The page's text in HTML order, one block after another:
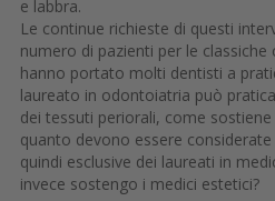
e labbra.
Le continue richieste di questi
numero di pazienti per le
hanno portato molti dentisti a
laureato in odontoiatria può
dei tessuti periorali, come
quanto devono essere
quindi esclusive dei laureati in
invece sostengo i medici estetici?